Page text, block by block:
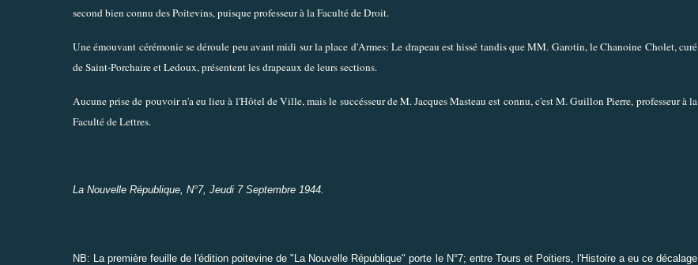
second bien connu des Poitevins, puisque professeur à la Faculté de Droit.
Une émouvant cérémonie se déroule peu avant midi sur la place d'Armes: Le drapeau est hissé tandis que MM. Garotin, le Chanoine Cholet, curé
de Saint-Porchaire et Ledoux, présentent les drapeaux de leurs sections.
Aucune prise de pouvoir n'a eu lieu à l'Hôtel de Ville, mais le succésseur de M. Jacques Masteau est connu, c'est M. Guillon Pierre, professeur à la
Faculté de Lettres.
La Nouvelle République, N°7, Jeudi 7 Septembre 1944.
NB: La première feuille de l'édition poitevine de "La Nouvelle République" porte le N°7; entre Tours et Poitiers, l'Histoire a eu ce décalage